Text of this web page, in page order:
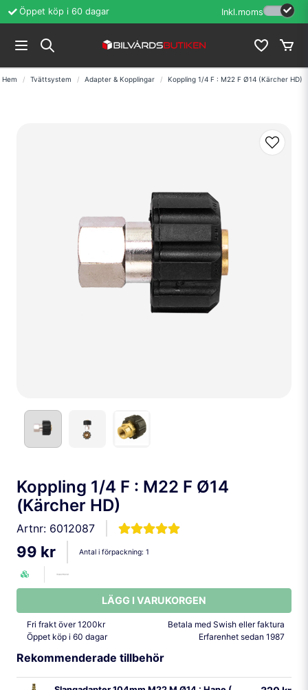
Öppet köp i 60 dagar Erfarenhet sedan
Inkl.moms
Hem Tvättsystem Adapter & Kopplingar Koppling 1/4 F : M22 F Ø14 (Kärcher HD)
Koppling 1/4 F : M22 F Ø14
(Kärcher HD)
Artnr: 6012087
99 kr Antal i förpackning: 1
LÄGG I VARUKORGEN
Fri frakt över 1200kr
Betala med Swish eller faktura
Öppet köp i 60 dagar
Erfarenhet sedan 1987
Rekommenderade tillbehör